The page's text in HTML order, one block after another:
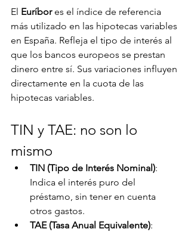
El Euríbor es el índice de referencia
más utilizado en las hipotecas variables
en España. Refleja el tipo de interés al
que los bancos europeos se prestan
dinero entre sí. Sus variaciones influyen
directamente en la cuota de las
hipotecas variables.
TIN y TAE: no son lo
mismo
TIN (Tipo de Interés Nominal):
Indica el interés puro del
préstamo, sin tener en cuenta
otros gastos.
TAE (Tasa Anual Equivalente):